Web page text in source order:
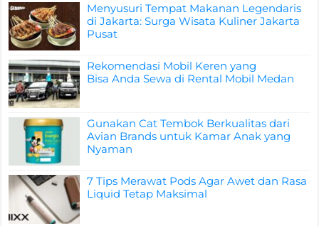
Menyusuri Tempat Makanan Legendaris
di Jakarta: Surga Wisata Kuliner Jakarta
Pusat
Rekomendasi Mobil Keren yang
Bisa Anda Sewa di Rental Mobil Medan
Gunakan Cat Tembok Berkualitas dari
Avian Brands untuk Kamar Anak yang
Nyaman
7 Tips Merawat Pods Agar Awet dan Rasa
Liquid Tetap Maksimal